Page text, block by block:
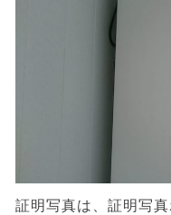
証明写真は、証明写